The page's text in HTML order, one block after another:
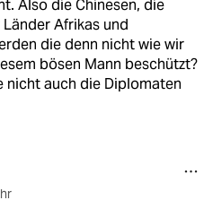
Also die Chinesen, die
Afrikas und
die denn nicht wie wir
bösen Mann beschützt?
nicht auch die Diplomaten